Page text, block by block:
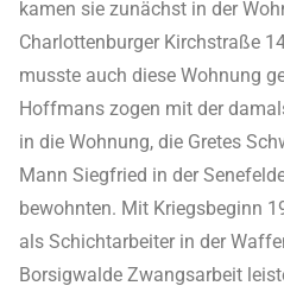
kamen sie zunächst in der
Charlottenburger Kirchstraße
musste auch diese Wohnung
Hoffmans zogen mit der
in die Wohnung, die Gretes
Mann Siegfried in der
bewohnten. Mit Kriegsbeginn
als Schichtarbeiter in der
Borsigwalde Zwangsarbeit